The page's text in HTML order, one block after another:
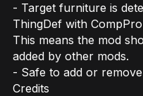
- Target furniture is
ThingDef with
This means the mod
added by other mods.
- Safe to add or
Credits